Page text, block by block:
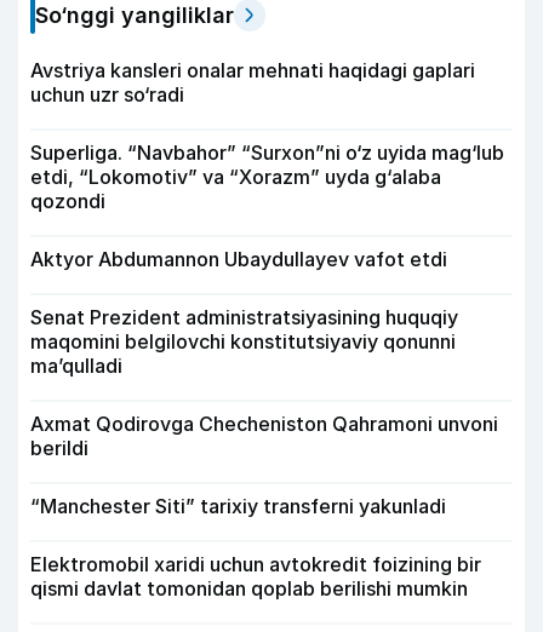
So‘nggi yangiliklar
Avstriya kansleri onalar mehnati haqidagi gaplari
uchun uzr so‘radi
Superliga. “Navbahor” “Surxon”ni o‘z uyida mag‘lub
etdi, “Lokomotiv” va “Xorazm” uyda g‘alaba
qozondi
Aktyor Abdu­mannon Ubaydullayev vafot etdi
Senat Prezident administratsiyasining huquqiy
maqomini belgilovchi konstitutsiyaviy qonunni
ma’qulladi
Axmat Qodirovga Checheniston Qahramoni unvoni
berildi
“Manchester Siti” tarixiy transferni yakunladi
Elektromobil xaridi uchun avtokredit foizining bir
qismi davlat tomonidan qoplab berilishi mumkin